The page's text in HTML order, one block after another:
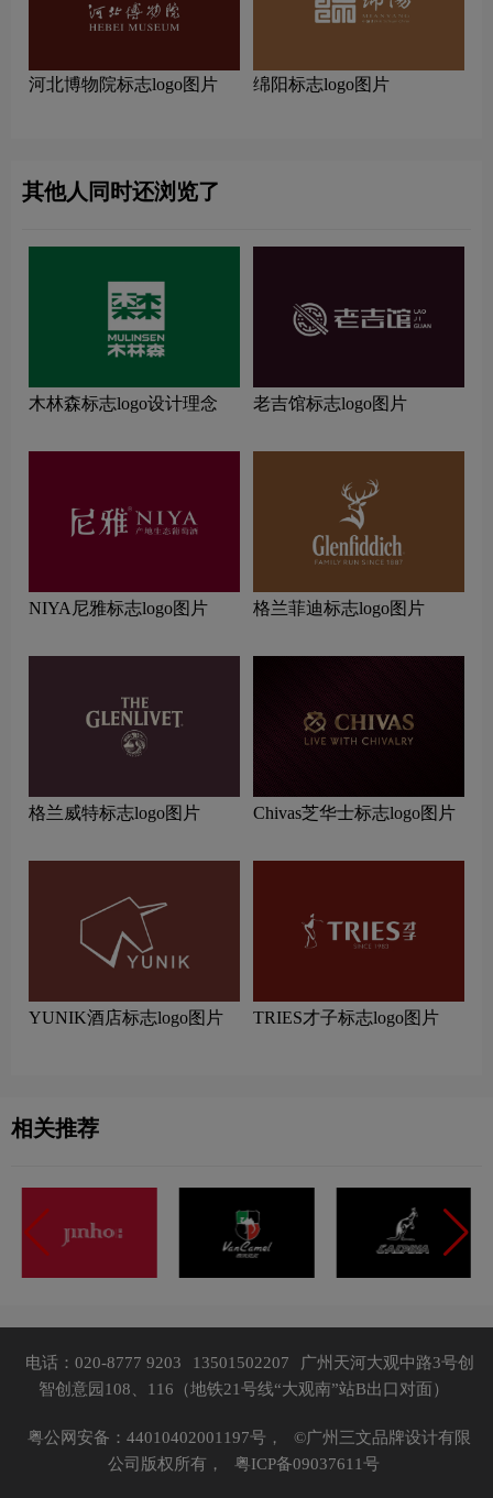
河北博物院标志logo图片 绵阳标志logo图片
其他人同时还浏览了
木林森标志logo设计理念 老吉馆标志logo图片
NIYA尼雅标志logo图片 格兰菲迪标志logo图片
格兰威特标志logo图片 Chivas芝华士标志logo图片
YUNIK酒店标志logo图片 TRIES才子标志logo图片
相关推荐
电话：020-8777 9203 13501502207
广州天河大观中路3号创
智创意园108、116（地铁21号线“大观南”站B出口对面）
粤公网安备：44010402001197号，
©广州三文品牌设计有限
公司版权所有，
粤ICP备09037611号